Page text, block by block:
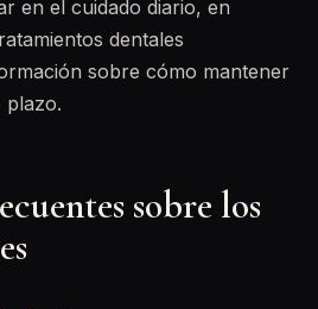
en el cuidado diario, en
dentales
sobre cómo mantener
plazo.
sobre los